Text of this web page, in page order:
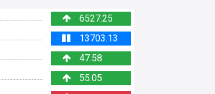
6527.25
13703.13
47.58
55.05